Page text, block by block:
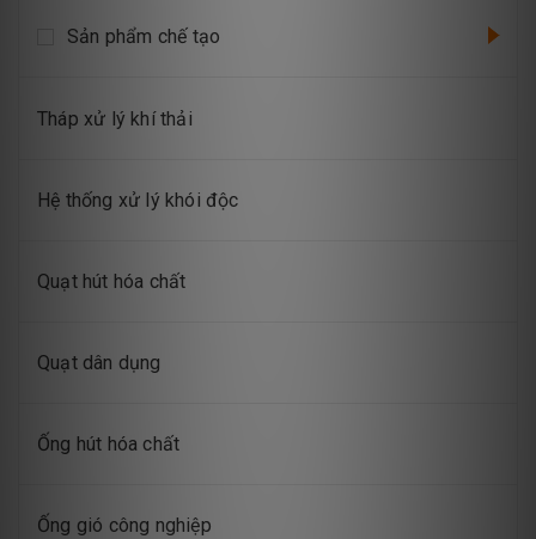
Sản phẩm chế tạo
Tháp xử lý khí thải
Hệ thống xử lý khói độc
Quạt hút hóa chất
Quạt dân dụng
Ống hút hóa chất
Ống gió công nghiệp